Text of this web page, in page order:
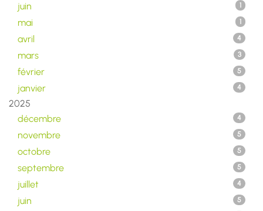
juin 1
mai 1
avril 4
mars 3
février 5
janvier 4
2025
décembre
4
novembre 5
octobre 5
septembre 5
juillet 4
juin 5